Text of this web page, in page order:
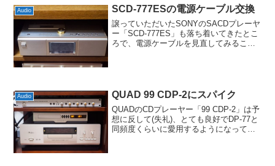
Audio SCD-777ESの電源ケーブル交換
譲っていただいたSONYのSACDプレーヤ
ー「SCD-777ES」も落ち着いてきたとこ
ろで、電源ケーブルを見直してみること
Audio QUAD 99 CDP-2にスパイク
QUADのCDプレーヤー「99 CDP-2」は予
想に反して(失礼)、とても良好でDP-77と
同頻度くらいに愛用するようになってい